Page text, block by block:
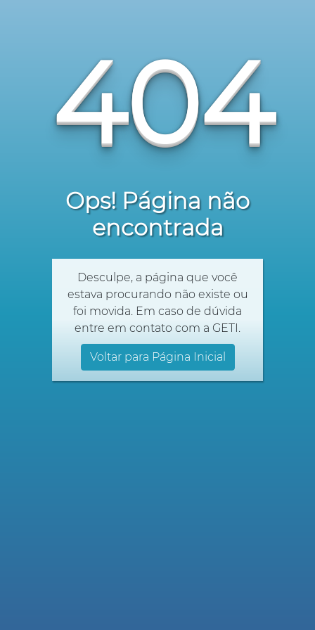
404
Ops! Página não
encontrada
Desculpe, a página que você
estava procurando não existe ou
foi movida. Em caso de dúvida
entre em contato com a GETI.
Voltar para Página Inicial